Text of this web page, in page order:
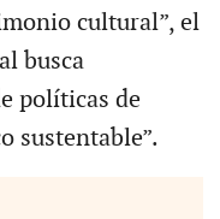
cultural”, el
busca
políticas de
sustentable”.